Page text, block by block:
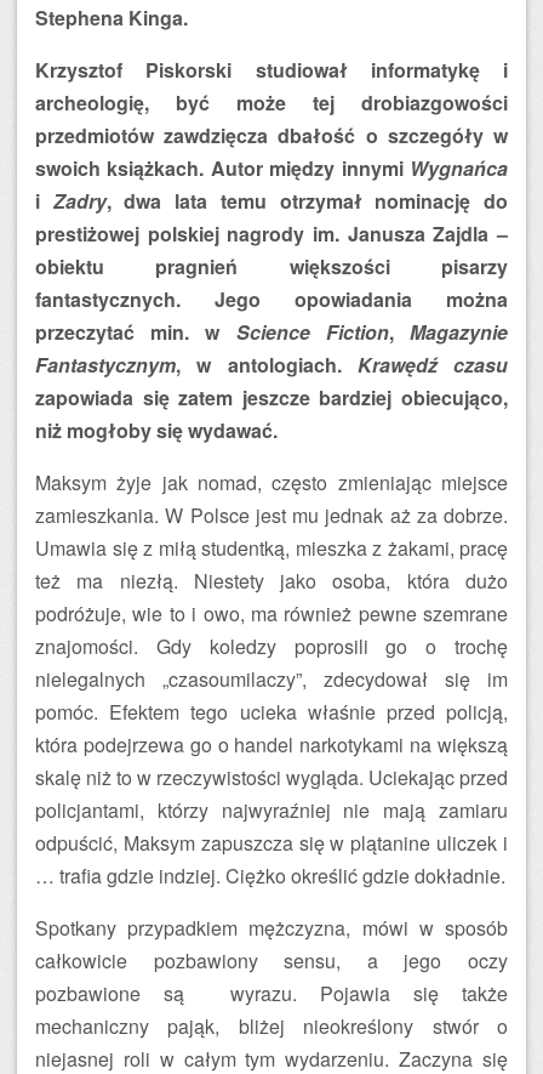
Stephena Kinga.
Krzysztof Piskorski studiował informatykę i
archeologię, być może tej drobiazgowości
przedmiotów zawdzięcza dbałość o szczegóły w
swoich książkach. Autor między innymi Wygnańca
i Zadry, dwa lata temu otrzymał nominację do
prestiżowej polskiej nagrody im. Janusza Zajdla –
obiektu pragnień większości pisarzy
fantastycznych. Jego opowiadania można
przeczytać min. w Science Fiction,Magazynie
Fantastycznym, w antologiach. Krawędź czasu
zapowiada się zatem jeszcze bardziej obiecująco,
niż mogłoby się wydawać.
Maksym żyje jak nomad, często zmieniając miejsce
zamieszkania. W Polsce jest mu jednak aż za dobrze.
Umawia się z miłą studentką, mieszka z żakami, pracę
też ma niezłą. Niestety jako osoba, która dużo
podróżuje, wie to i owo, ma również pewne szemrane
znajomości. Gdy koledzy poprosili go o trochę
nielegalnych „czasoumilaczy”, zdecydował się im
pomóc. Efektem tego ucieka właśnie przed policją,
która podejrzewa go o handel narkotykami na większą
skalę niż to w rzeczywistości wygląda. Uciekając przed
policjantami, którzy najwyraźniej nie mają zamiaru
odpuścić, Maksym zapuszcza się w plątanine uliczek i
… trafia gdzie indziej. Ciężko określić gdzie dokładnie.
Spotkany przypadkiem mężczyzna, mówi w sposób
całkowicie pozbawiony sensu, a jego oczy
pozbawione są wyrazu. Pojawia się także
mechaniczny pająk, bliżej nieokreślony stwór o
niejasnej roli w całym tym wydarzeniu. Zaczyna się